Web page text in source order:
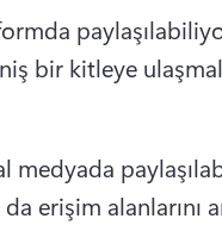
bir kitleye
medyada
erişim alanlarını